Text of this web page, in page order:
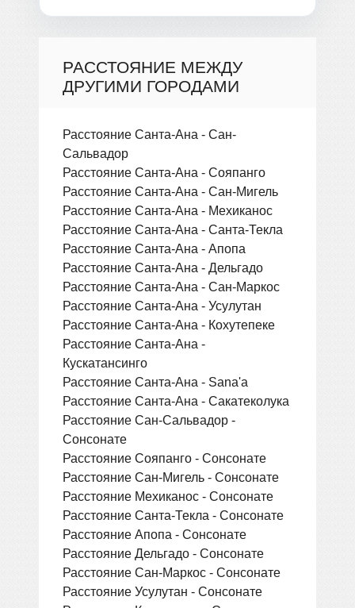
РАССТОЯНИЕ МЕЖДУ
ДРУГИМИ ГОРОДАМИ
Расстояние Санта-Ана - Сан-
Сальвадор
Расстояние Санта-Ана - Сояпанго
Расстояние Санта-Ана - Сан-Мигель
Расстояние Санта-Ана - Мехиканос
Расстояние Санта-Ана - Санта-Текла
Расстояние Санта-Ана - Апопа
Расстояние Санта-Ана - Дельгадо
Расстояние Санта-Ана - Сан-Маркос
Расстояние Санта-Ана - Усулутан
Расстояние Санта-Ана - Кохутепеке
Расстояние Санта-Ана -
Кускатансинго
Расстояние Санта-Ана - Sana'a
Расстояние Санта-Ана - Сакатеколука
Расстояние Сан-Сальвадор -
Сонсонате
Расстояние Сояпанго - Сонсонате
Расстояние Сан-Мигель - Сонсонате
Расстояние Мехиканос - Сонсонате
Расстояние Санта-Текла - Сонсонате
Расстояние Апопа - Сонсонате
Расстояние Дельгадо - Сонсонате
Расстояние Сан-Маркос - Сонсонате
Расстояние Усулутан - Сонсонате